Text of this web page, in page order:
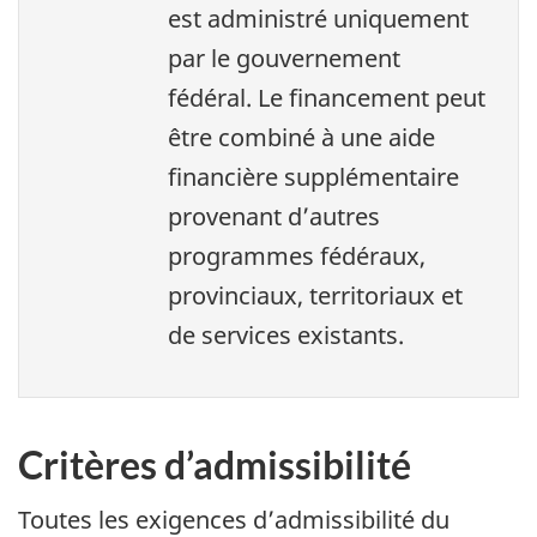
est administré uniquement
par le gouvernement
fédéral. Le financement peut
être combiné à une aide
financière supplémentaire
provenant d’autres
programmes fédéraux,
provinciaux, territoriaux et
de services existants.
Critères d’admissibilité
Toutes les exigences d’admissibilité du